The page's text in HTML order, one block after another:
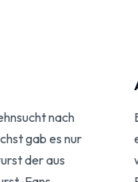
nach
gab es nur
der aus